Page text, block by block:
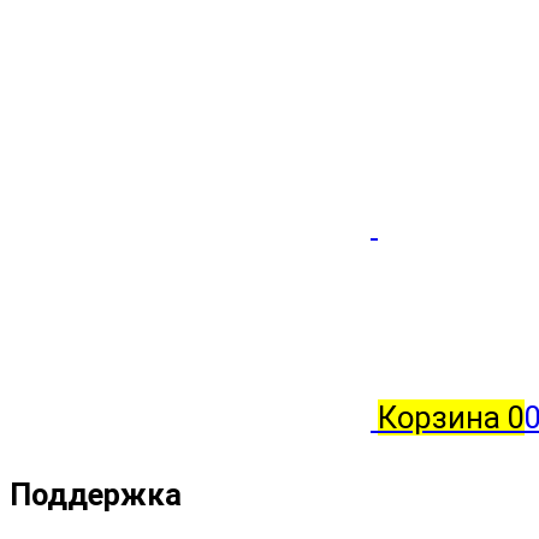
Корзина 0
Поддержка